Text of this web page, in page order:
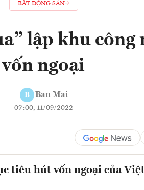
BẤT ĐỘNG SẢN
lập khu
vốn ngoại
B Ban Mai
07:00, 11/09/2022
tiêu hút vốn ngoại của